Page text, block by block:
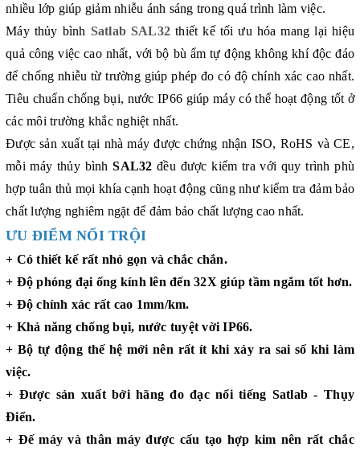
nhiều lớp giúp giảm nhiễu ánh sáng trong quá trình làm việc.
Máy thủy bình Satlab SAL32 thiết kế tối ưu hóa mang lại hiệu
quả công việc cao nhất, với bộ bù ẩm tự động không khí độc đáo
để chống nhiễu từ trường giúp phép đo có độ chính xác cao nhất.
Tiêu chuẩn chống bụi, nước IP66 giúp máy có thể hoạt động tốt ở
các môi trường khắc nghiệt nhất.
Được sản xuất tại nhà máy được chứng nhận ISO, RoHS và CE,
mỗi máy thủy bìnhSAL32 đều được kiểm tra với quy trình phù
hợp tuân thủ mọi khía cạnh hoạt động cũng như kiểm tra đảm bảo
chất lượng nghiêm ngặt để đảm bảo chất lượng cao nhất.
ƯU ĐIỂM NỔI TRỘI
+ Có thiết kế rất nhỏ gọn và chắc chắn.
+ Độ phóng đại ống kính lên đến 32X giúp tầm ngắm tốt hơn.
+ Độ chính xác rất cao 1mm/km.
+ Khả năng chống bụi, nước tuyệt vời IP66.
+ Bộ tự động thế hệ mới nên rất ít khi xảy ra sai số khi làm
việc.
+ Được sản xuất bởi hãng đo đạc nổi tiếng Satlab - Thụy
Điển.
+ Đế máy và thân máy được cấu tạo hợp kim nên rất chắc